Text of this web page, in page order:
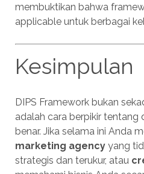
membuktikan bahwa
applicable untuk berbagai
Kesimpulan
DIPS Framework bukan
adalah cara berpikir tentang
benar. Jika selama ini Anda
marketing agencyyang
strategis dan terukur, atau